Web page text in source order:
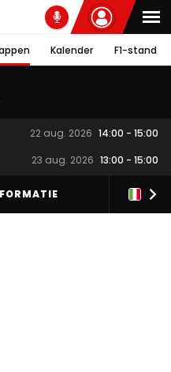
Kalender F1-stand
22 aug. 2026 14:00 - 15:00
23 aug. 2026 13:00 - 15:00